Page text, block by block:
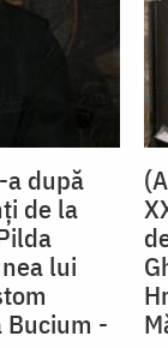
a după
de la
lui
Bucium -